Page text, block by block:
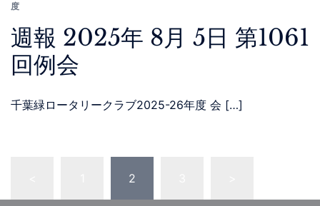
度
週報 2025年 8月 5日 第1061
回例会
千葉緑ロータリークラブ2025-26年度 会 […]
2